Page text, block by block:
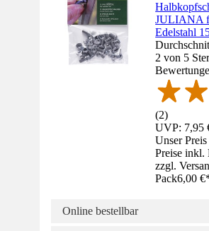
JULIANA
Edelstahl
2 von 5
(2)
UVP: 7,95
Unser
Preise inkl.
zzgl.
Pack6,00 €
Online bestellbar